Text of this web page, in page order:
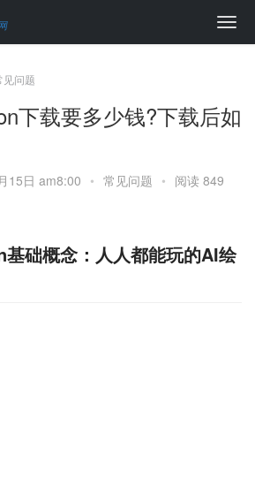
见问题
下载要多少钱?下载后如
15日 am8:00 • 常见问题 • 阅读 849
础概念：人人都能玩的AI绘